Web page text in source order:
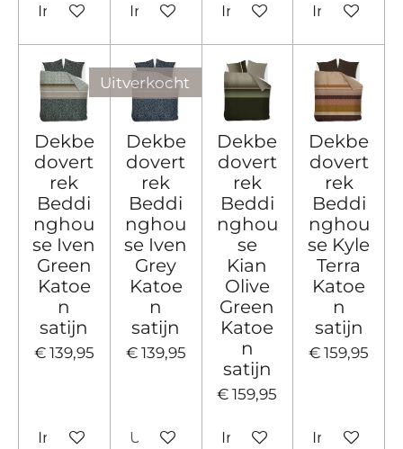
In winkelwagenIn winkelwagenIn winkelwagen
In
Dekbe
dovert
rek
Beddi
nghou
se Iven
Green
Katoe
n
satijn
€ 139,95
In winkelwagen
Uitverkocht
Dekbe
dovert
rek
Beddi
nghou
se Iven
Grey
Katoe
n
satijn
€ 139,95
Uitverkocht
Dekbe
dovert
rek
Beddi
nghou
se
Kian
Olive
Green
Katoe
n
satijn
€ 159,95
In winkelwagen
Dekbe
dovert
rek
Beddi
nghou
se Kyle
Terra
Katoe
n
satijn
€ 159,95
In